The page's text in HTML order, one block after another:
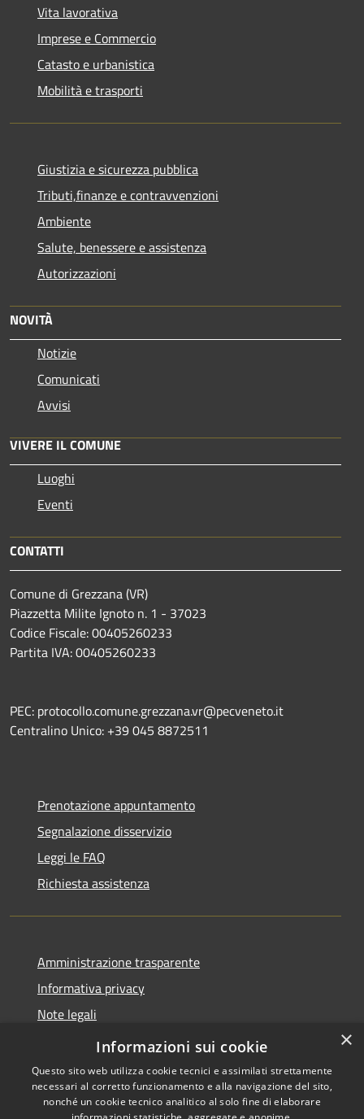
Vita lavorativa
Imprese e Commercio
Catasto e urbanistica
Mobilità e trasporti
Giustizia e sicurezza pubblica
Tributi,finanze e contravvenzioni
Ambiente
Salute, benessere e assistenza
Autorizzazioni
NOVITÀ
Notizie
Comunicati
Avvisi
VIVERE IL COMUNE
Luoghi
Eventi
CONTATTI
Comune di Grezzana (VR)
Piazzetta Milite Ignoto n. 1 - 37023
Codice Fiscale: 00405260233
Partita IVA: 00405260233
PEC: protocollo.comune.grezzana.vr@pecveneto.it
Centralino Unico: +39 045 8872511
Prenotazione appuntamento
Segnalazione disservizio
Leggi le FAQ
Richiesta assistenza
Amministrazione trasparente
Informativa privacy
Note legali
Dichiarazione di accessibilità
×
Informazioni sui cookie
Questo sito web utilizza cookie tecnici e assimilati strettamente
necessari al corretto funzionamento e alla navigazione del sito,
nonché un cookie tecnico analitico al solo fine di elaborare